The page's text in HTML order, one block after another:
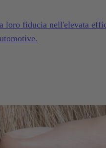
loro fiducia nell'elevata